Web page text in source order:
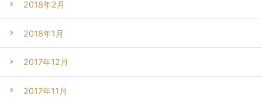
2018年2月
2018年1月
2017年12月
2017年11月